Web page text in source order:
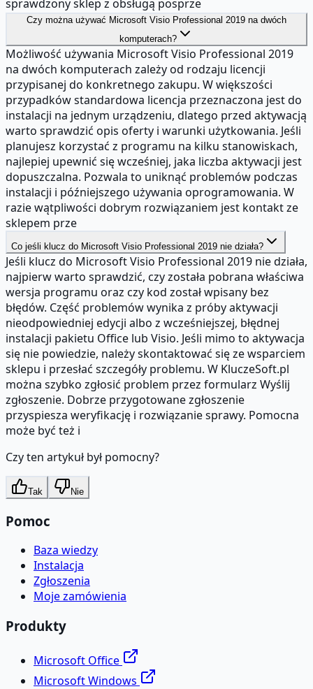
sprawdzony sklep z obsługą posprze
Czy można używać Microsoft Visio Professional 2019 na dwóch
komputerach?
Możliwość używania Microsoft Visio Professional 2019
na dwóch komputerach zależy od rodzaju licencji
przypisanej do konkretnego zakupu. W większości
przypadków standardowa licencja przeznaczona jest do
instalacji na jednym urządzeniu, dlatego przed aktywacją
warto sprawdzić opis oferty i warunki użytkowania. Jeśli
planujesz korzystać z programu na kilku stanowiskach,
najlepiej upewnić się wcześniej, jaka liczba aktywacji jest
dopuszczalna. Pozwala to uniknąć problemów podczas
instalacji i późniejszego używania oprogramowania. W
razie wątpliwości dobrym rozwiązaniem jest kontakt ze
sklepem prze
Co jeśli klucz do Microsoft Visio Professional 2019 nie działa?
Jeśli klucz do Microsoft Visio Professional 2019 nie działa,
najpierw warto sprawdzić, czy została pobrana właściwa
wersja programu oraz czy kod został wpisany bez
błędów. Część problemów wynika z próby aktywacji
nieodpowiedniej edycji albo z wcześniejszej, błędnej
instalacji pakietu Office lub Visio. Jeśli mimo to aktywacja
się nie powiedzie, należy skontaktować się ze wsparciem
sklepu i przesłać szczegóły problemu. W KluczeSoft.pl
można szybko zgłosić problem przez formularz Wyślij
zgłoszenie. Dobrze przygotowane zgłoszenie
przyspiesza weryfikację i rozwiązanie sprawy. Pomocna
może być też i
Czy ten artykuł był pomocny?
Tak Nie
Pomoc
Baza wiedzy
Instalacja
Zgłoszenia
Moje zamówienia
Produkty
Microsoft Office
Microsoft Windows